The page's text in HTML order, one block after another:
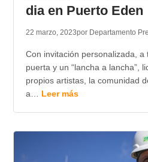
dia en Puerto Eden
22 marzo, 2023por Departamento
Con invitación personalizada,
puerta y un “lancha a lancha”,
propios artistas, la comunidad
a… Leer más